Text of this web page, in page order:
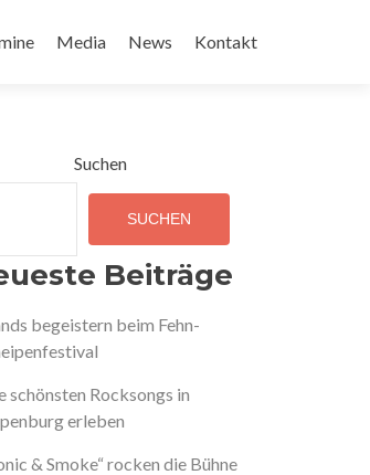
Media News Kontakt
Suchen
SUCHEN
Beiträge
begeistern beim Fehn-
schönsten Rocksongs in
erleben
& Smoke“ rocken die Bühne